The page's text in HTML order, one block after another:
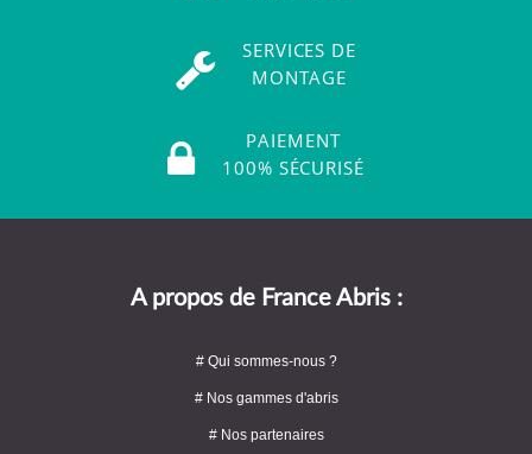
SERVICES DE
MONTAGE
PAIEMENT
100% SÉCURISÉ
A propos de France Abris :
# Qui sommes-nous ?
# Nos gammes d'abris
# Nos partenaires